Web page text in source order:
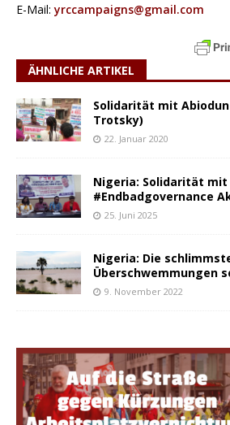
E-Mail:yrccampaigns@gmail.com
ÄHNLICHE ARTIKEL
Solidarität mit
Trotsky)
22. Januar 2020
Nigeria: Solidarität
#Endbadgovernance
25. Juni 2025
Nigeria: Die
Überschwemmungen
9. November 2022